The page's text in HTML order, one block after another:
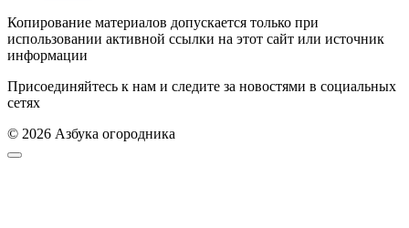
Копирование материалов допускается только при
использовании активной ссылки на этот сайт или источник
информации
Присоединяйтесь к нам и следите за новостями в социальных
сетях
© 2026 Азбука огородника